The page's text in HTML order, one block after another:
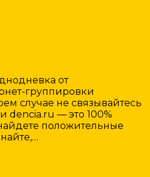
от
группировки
случае не связывайтесь
dencia.ru — это 100%
положительные